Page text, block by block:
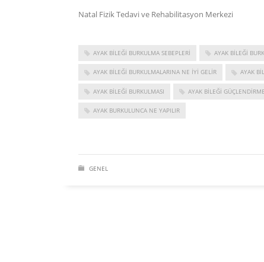
Natal Fizik Tedavi ve Rehabilitasyon Merkezi
AYAK BILEĞI BURKULMA SEBEPLERI AYAK BILEĞI
AYAK BILEĞI BURKULMALARINA NE IYI GELIR AYAK
AYAK BILEĞI BURKULMASI AYAK BILEĞI
AYAK BURKULUNCA NE YAPILIR
GENEL